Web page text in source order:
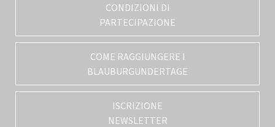
CONDIZIONI DI
PARTECIPAZIONE
COME RAGGIUNGERE I
BLAUBURGUNDERTAGE
ISCRIZIONE
NEWSLETTER